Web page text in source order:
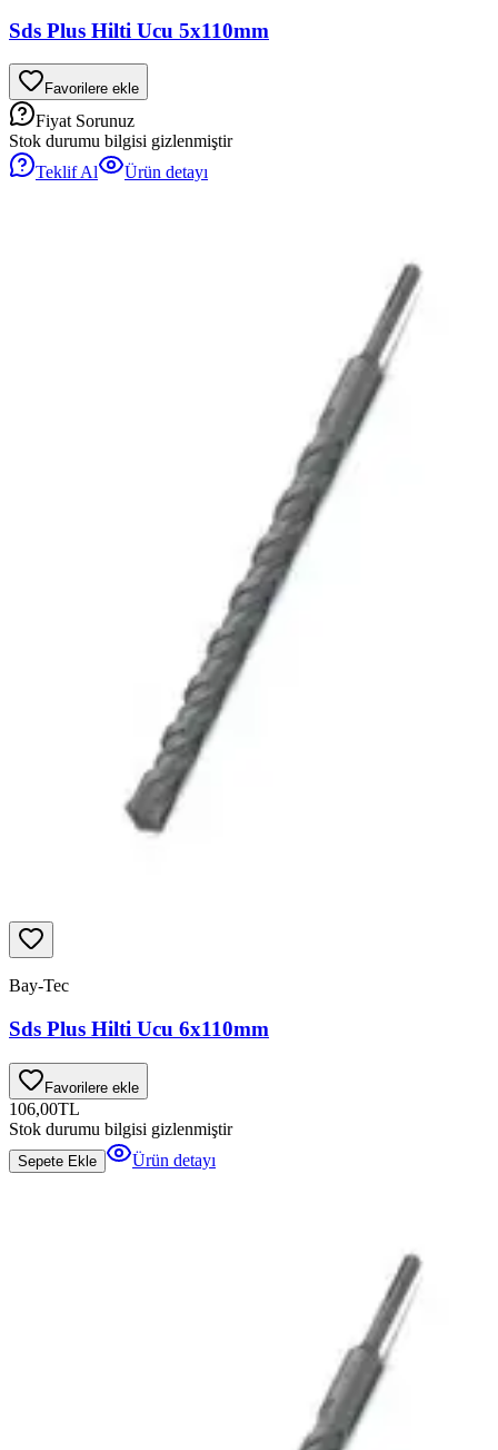
Sds Plus Hilti Ucu 5x110mm
Favorilere ekle
Fiyat Sorunuz
Stok durumu bilgisi gizlenmiştir
Teklif Al
Ürün detayı
Bay-Tec
Sds Plus Hilti Ucu 6x110mm
Favorilere ekle
106,00TL
Stok durumu bilgisi gizlenmiştir
Sepete Ekle Ürün detayı